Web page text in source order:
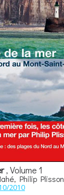
, Volume 1
Philip Plisson
2010